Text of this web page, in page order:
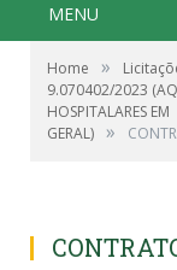
MENU
Home »
9.070402/2023
HOSPITALARES EM
GERAL) »